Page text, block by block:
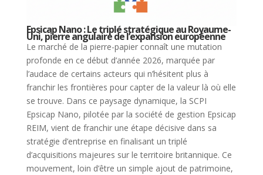
Epsicap Nano : Le triplé stratégique au Royaume-
Uni, pierre angulaire de l’expansion européenne
Le marché de la pierre-papier connaît une mutation
profonde en ce début d’année 2026, marquée par
l’audace de certains acteurs qui n’hésitent plus à
franchir les frontières pour capter de la valeur là où elle
se trouve. Dans ce paysage dynamique, la SCPI
Epsicap Nano, pilotée par la société de gestion Epsicap
REIM, vient de franchir une étape décisive dans sa
stratégie d’entreprise en finalisant un triplé
d’acquisitions majeures sur le territoire britannique. Ce
mouvement, loin d’être un simple ajout de patrimoine,